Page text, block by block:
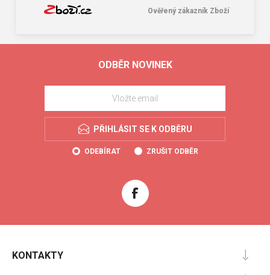
Ověřený zákazník Zboží
ODBĚR NOVINEK
PŘIHLÁSIT SE K ODBĚRU
ODEBÍRAT ZRUŠIT ODBĚR
KONTAKTY